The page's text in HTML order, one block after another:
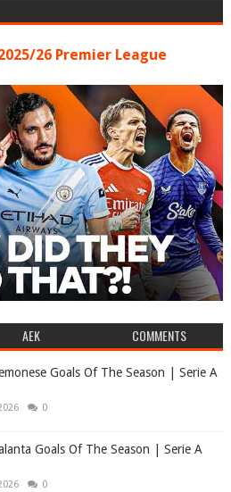
26 Premier League
AEK COMMENTS
Goals Of The Season | Serie A
0
Goals Of The Season | Serie A
0